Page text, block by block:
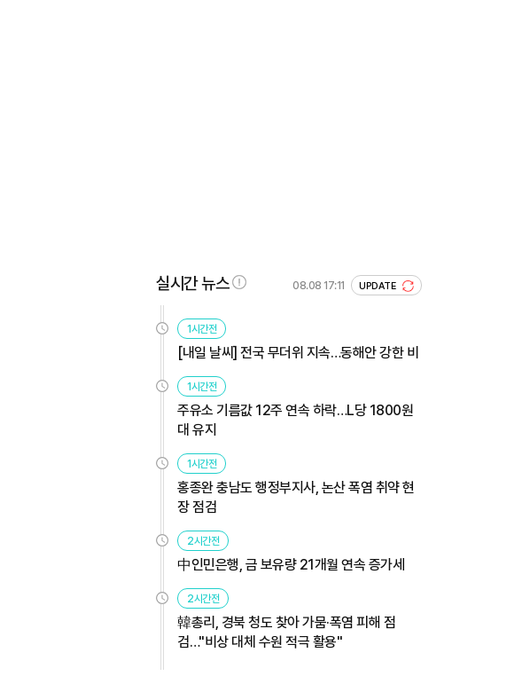
실시간 뉴스 08.08 17:11 UPDATE
1시간전
[내일 날씨] 전국 무더위 지속…동해안 강한 비
1시간전
주유소 기름값 12주 연속 하락…L당 1800원
대 유지
1시간전
홍종완 충남도 행정부지사, 논산 폭염 취약 현
장 점검
2시간전
中인민은행, 금 보유량 21개월 연속 증가세
2시간전
韓총리, 경북 청도 찾아 가뭄·폭염 피해 점
검…"비상 대체 수원 적극 활용"